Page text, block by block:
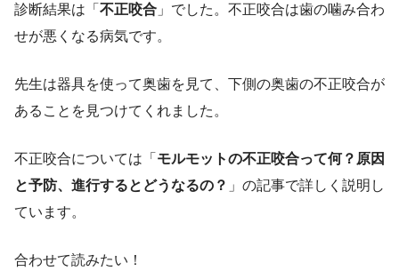
診断結果は「 不正咬合 」でした。不正咬合は歯の噛み合わ
せが悪くなる病気です。
先生は器具を使って奥歯を見て、下側の奥歯の不正咬合が
あることを見つけてくれました。
不正咬合については「 モルモットの不正咬合って何？原因
と予防、進行するとどうなるの？ 」の記事で詳しく説明し
ています。
合わせて読みたい！